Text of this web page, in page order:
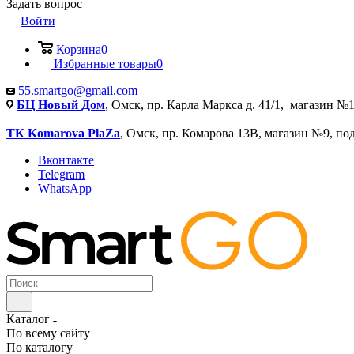
Задать вопрос
Войти
Корзина0
Избранные товары0
55.smartgo@gmail.com
БЦ Новый Дом, Омск, пр. Карла Маркса д. 41/1, магазин
ТК Komarova PlaZa, Омск, пр. Комарова 13В, магазин №9,
Вконтакте
Telegram
WhatsApp
Каталог
По всему сайту
По каталогу